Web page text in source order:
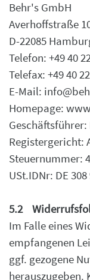
Behr's GmbH
Averhoffstraße
D-22085
Telefon: +49 40
Telefax: +49 40
E-Mail:
Homepage:
Registergericht:
Steuernummer:
USt.IDNr: DE 308
5.2
Im Falle eines
empfangenen
ggf. gezogene
herauszugeben.